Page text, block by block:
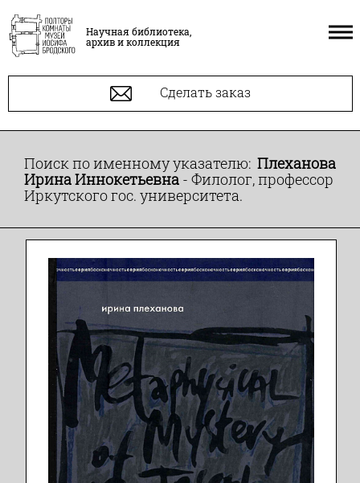
Научная библиотека,
архив и коллекция
Сделать заказ
Поиск по именному указателю: Плеханова
Ирина Иннокетьевна - Филолог, профессор
Иркутского гос. университета.